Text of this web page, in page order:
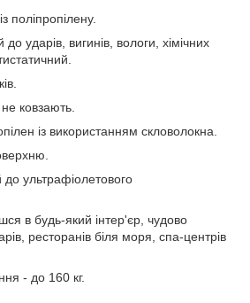
поліпропілену.
до ударів, вигинів, вологи, хімічних
ковзають.
із використанням скловолокна.
до ультрафіолетового
в будь-який інтер'єр, чудово
ресторанів біля моря, спа-центрів
- до 160 кг.